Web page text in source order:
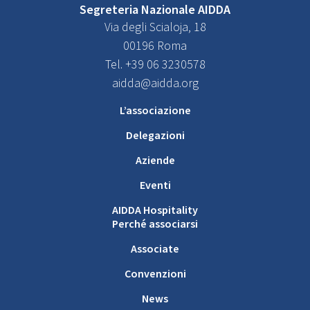
Segreteria Nazionale AIDDA
Via degli Scialoja, 18
00196 Roma
Tel. +39 06 3230578
aidda@aidda.org
L’associazione
Delegazioni
Aziende
Eventi
AIDDA Hospitality
Perché associarsi
Associate
Convenzioni
News